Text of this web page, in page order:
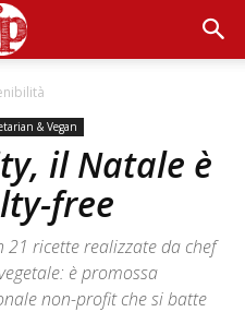
& Vegan
il Natale è
free
ricette realizzate da chef
è promossa
non-profit che si batte